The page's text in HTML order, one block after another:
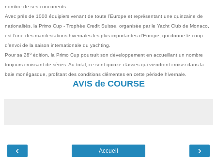
nombre de ses concurrents.
Avec près de 1000 équipiers venant de toute l’Europe et représentant une quinzaine de
nationalités, la Primo Cup - Trophée Credit Suisse, organisée par le Yacht Club de Monaco,
est l’une des manifestations hivernales les plus importantes d’Europe, qui donne le coup
d’envoi de la saison internationale du yachting.
Pour sa 28e édition, la Primo Cup poursuit son développement en accueillant un nombre
toujours croissant de séries. Au total, ce sont quinze classes qui viendront croiser dans la
baie monégasque, profitant des conditions clémentes en cette période hivernale.
AVIS de COURSE
‹ ›
Accueil